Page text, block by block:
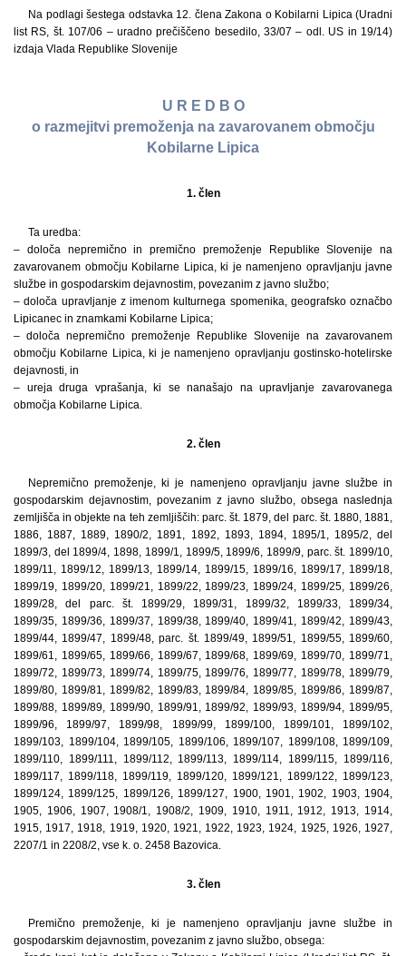
Na podlagi šestega odstavka 12. člena Zakona o Kobilarni Lipica (Uradni
list RS, št. 107/06 – uradno prečiščeno besedilo, 33/07 – odl. US in 19/14)
izdaja Vlada Republike Slovenije
U R E D B O
o razmejitvi premoženja na zavarovanem območju
Kobilarne Lipica
1. člen
Ta uredba:
– določa nepremično in premično premoženje Republike Slovenije na
zavarovanem območju Kobilarne Lipica, ki je namenjeno opravljanju javne
službe in gospodarskim dejavnostim, povezanim z javno službo;
– določa upravljanje z imenom kulturnega spomenika, geografsko označbo
Lipicanec in znamkami Kobilarne Lipica;
– določa nepremično premoženje Republike Slovenije na zavarovanem
območju Kobilarne Lipica, ki je namenjeno opravljanju gostinsko-hotelirske
dejavnosti, in
– ureja druga vprašanja, ki se nanašajo na upravljanje zavarovanega
območja Kobilarne Lipica.
2. člen
Nepremično premoženje, ki je namenjeno opravljanju javne službe in
gospodarskim dejavnostim, povezanim z javno službo, obsega naslednja
zemljišča in objekte na teh zemljiščih: parc. št. 1879, del parc. št. 1880, 1881,
1886, 1887, 1889, 1890/2, 1891, 1892, 1893, 1894, 1895/1, 1895/2, del
1899/3, del 1899/4, 1898, 1899/1, 1899/5, 1899/6, 1899/9, parc. št. 1899/10,
1899/11, 1899/12, 1899/13, 1899/14, 1899/15, 1899/16, 1899/17, 1899/18,
1899/19, 1899/20, 1899/21, 1899/22, 1899/23, 1899/24, 1899/25, 1899/26,
1899/28, del parc. št. 1899/29, 1899/31, 1899/32, 1899/33, 1899/34,
1899/35, 1899/36, 1899/37, 1899/38, 1899/40, 1899/41, 1899/42, 1899/43,
1899/44, 1899/47, 1899/48, parc. št. 1899/49, 1899/51, 1899/55, 1899/60,
1899/61, 1899/65, 1899/66, 1899/67, 1899/68, 1899/69, 1899/70, 1899/71,
1899/72, 1899/73, 1899/74, 1899/75, 1899/76, 1899/77, 1899/78, 1899/79,
1899/80, 1899/81, 1899/82, 1899/83, 1899/84, 1899/85, 1899/86, 1899/87,
1899/88, 1899/89, 1899/90, 1899/91, 1899/92, 1899/93, 1899/94, 1899/95,
1899/96, 1899/97, 1899/98, 1899/99, 1899/100, 1899/101, 1899/102,
1899/103, 1899/104, 1899/105, 1899/106, 1899/107, 1899/108, 1899/109,
1899/110, 1899/111, 1899/112, 1899/113, 1899/114, 1899/115, 1899/116,
1899/117, 1899/118, 1899/119, 1899/120, 1899/121, 1899/122, 1899/123,
1899/124, 1899/125, 1899/126, 1899/127, 1900, 1901, 1902, 1903, 1904,
1905, 1906, 1907, 1908/1, 1908/2, 1909, 1910, 1911, 1912, 1913, 1914,
1915, 1917, 1918, 1919, 1920, 1921, 1922, 1923, 1924, 1925, 1926, 1927,
2207/1 in 2208/2, vse k. o. 2458 Bazovica.
3. člen
Premično premoženje, ki je namenjeno opravljanju javne službe in
gospodarskim dejavnostim, povezanim z javno službo, obsega: